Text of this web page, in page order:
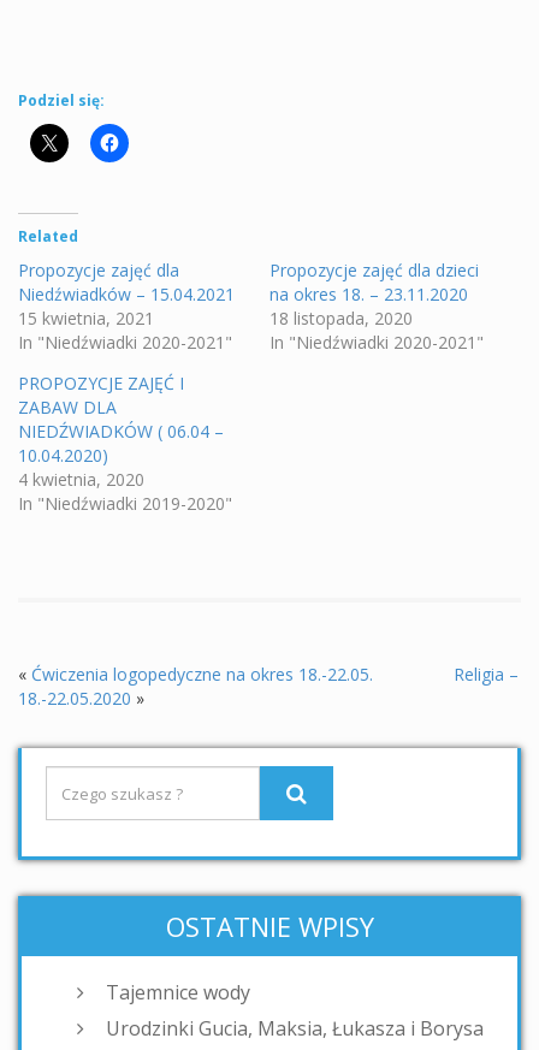
Podziel się:
Related
Propozycje zajęć dla
Niedźwiadków – 15.04.2021
15 kwietnia, 2021
In "Niedźwiadki 2020-2021"
Propozycje zajęć dla dzieci
na okres 18. – 23.11.2020
18 listopada, 2020
In "Niedźwiadki 2020-2021"
PROPOZYCJE ZAJĘĆ I
ZABAW DLA
NIEDŹWIADKÓW ( 06.04 –
10.04.2020)
4 kwietnia, 2020
In "Niedźwiadki 2019-2020"
« Ćwiczenia logopedyczne na okres 18.-22.05.
Religia –
18.-22.05.2020 »
OSTATNIE WPISY
Tajemnice wody
Urodzinki Gucia, Maksia, Łukasza i Borysa